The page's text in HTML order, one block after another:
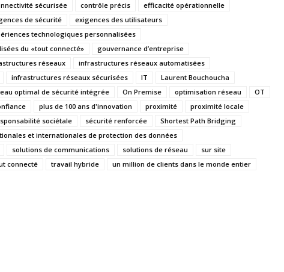
sécurisée contrôle précis
efficacité opérationnelle
de sécurité
exigences des utilisateurs
technologiques personnalisées
du «tout connecté»
gouvernance d’entreprise
réseaux
infrastructures réseaux automatisées
infrastructures réseaux sécurisées IT
Laurent Bouchoucha
optimal de sécurité intégrée On Premise optimisation réseau
OT
plus de 100 ans d'innovation proximité
proximité locale
sociétale sécurité renforcée
Shortest Path Bridging
et internationales de protection des données
solutions de communications solutions de réseau
sur site
connecté travail hybride
un million de clients dans le monde entier